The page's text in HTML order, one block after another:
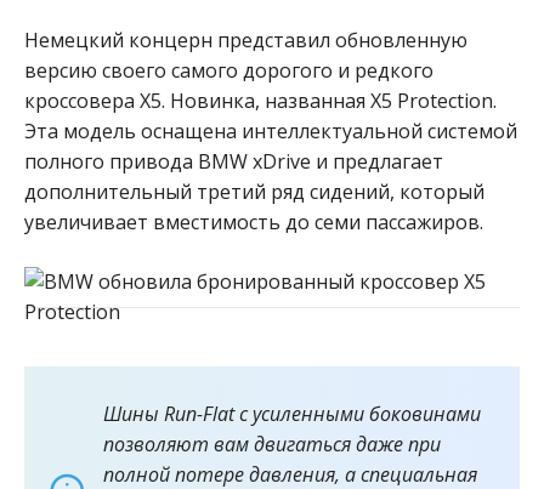
Немецкий концерн представил обновленную
версию своего самого дорогого и редкого
кроссовера X5. Новинка, названная X5 Protection.
Эта модель оснащена интеллектуальной системой
полного привода BMW xDrive и предлагает
дополнительный третий ряд сидений, который
увеличивает вместимость до семи пассажиров.
Шины Run-Flat с усиленными боковинами
позволяют вам двигаться даже при
полной потере давления, а специальная